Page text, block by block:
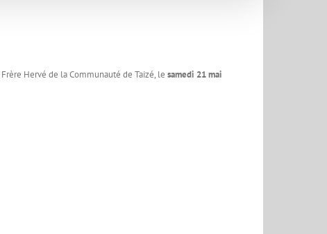
Hervé de la Communauté de Taizé, le samedi 21 mai